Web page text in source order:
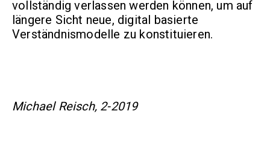
vollständig verlassen werden können, um auf
längere Sicht neue, digital basierte
Verständnismodelle zu konstituieren.
Michael Reisch, 2-2019